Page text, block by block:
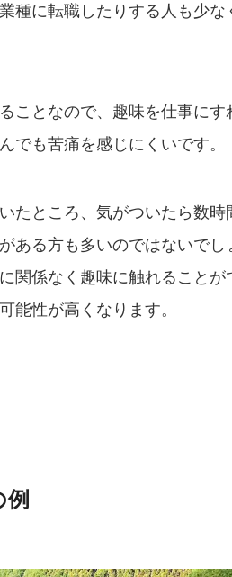
種に転職したりする人も少な
ことなので、趣味を仕事にす
でも苦痛を感じにくいです。
たところ、気がついたら数時
ある方も多いのではないでし
関係なく趣味に触れることが
能性が高くなります。